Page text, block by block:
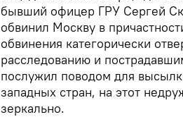
бывший офицер ГРУ Сергей
обвинил Москву в
обвинения категорически
расследованию и
послужил поводом для
западных стран, на этот
зеркально.